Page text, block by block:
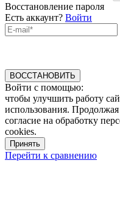
Восстановление пароля
Есть аккаунт? Войти
ВОССТАНОВИТЬ
Войти с помощью:
чтобы улучшить работу
использования.
согласие на обработку
cookies.
Принять
Перейти к сравнению